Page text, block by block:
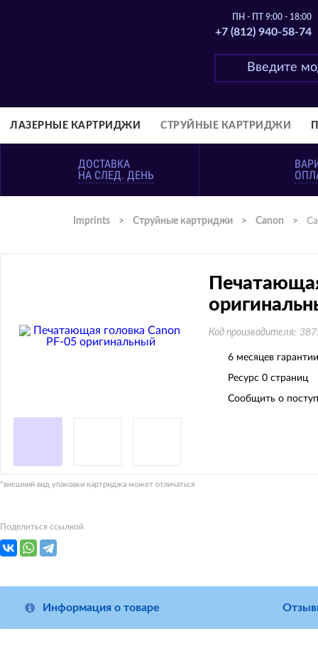
ПН - ПТ 9:00 - 18:00
+7 (812) 940-58-74
ЛАЗЕРНЫЕ КАРТРИДЖИ СТРУЙНЫЕ КАРТРИДЖИ
ДОСТАВКА
НА СЛЕД. ДЕНЬ
Imprints > Струйные картриджи > Canon >
Код производителя:
6 месяцев гарантии
Ресурс 0 страниц
Сообщить о
*внешний вид упаковки картриджа может отличаться
Поделиться ссылкой
Информация о товаре